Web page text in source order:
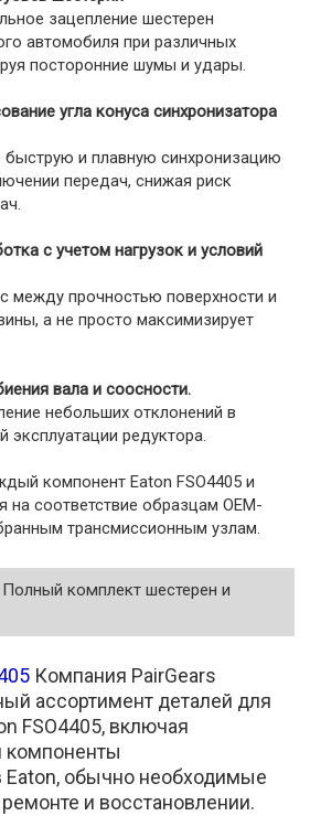
зацепление шестерен
автомобиля при различных
посторонние шумы и удары.
угла конуса синхронизатора
быструю и плавную синхронизацию
передач, снижая риск
с учетом нагрузок и условий
между прочностью поверхности и
а не просто максимизирует
вала и соосности.
небольших отклонений в
эксплуатации редуктора.
компонент Eaton FSO4405 и
на соответствие образцам OEM-
трансмиссионным узлам.
Полный комплект шестерен и
Компания PairGears
ассортимент деталей для
FSO4405, включая
компоненты
Eaton, обычно необходимые
и восстановлении.